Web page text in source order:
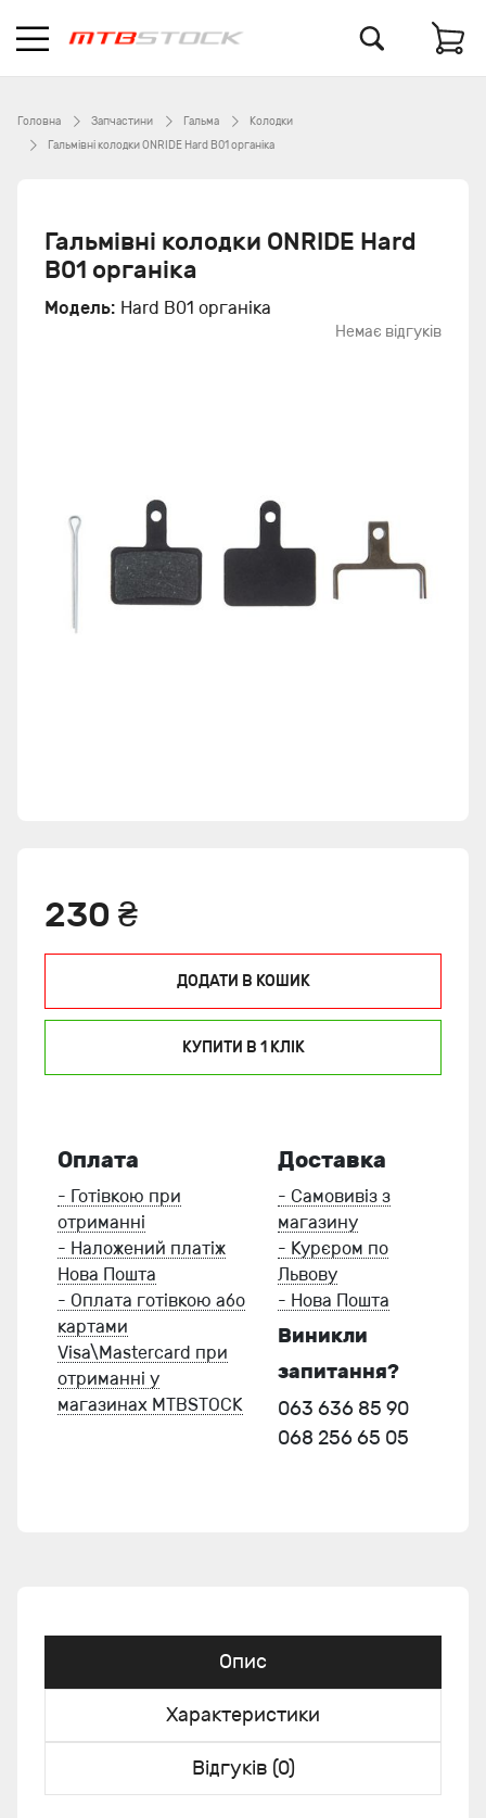
Головна Запчастини Гальма
Колодки
Гальмівні колодки ONRIDE Hard B01 органіка
Гальмівні колодки ONRIDE Hard
B01 органіка
Модель: Hard B01 органіка
Немає відгуків
230 ₴
ДОДАТИ В КОШИК
КУПИТИ В 1 КЛIК
Оплата
- Готівкою при
отриманні
- Наложений платіж
Нова Пошта
- Оплата готівкою або
картами
Visa\Mastercard при
отриманні у
магазинах MTBSTOCK
Доставка
- Самовивіз з
магазину
- Курєром по
Львову
- Нова Пошта
Виникли
запитання?
063 636 85 90
068 256 65 05
Опис
Характеристики
Відгуків (0)